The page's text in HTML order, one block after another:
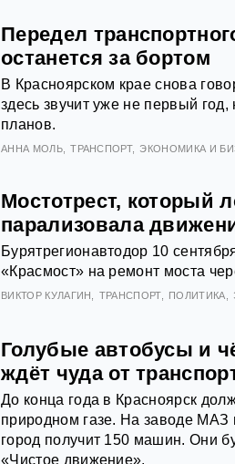
Передел
останется за бортом
В Красноярском крае снова
здесь звучит уже не первый
планов.
АННА МОЛЬ ТРАНСПОРТ ЭКОНОМИКА И
Мостотрест, который
парализовала
Бурятрегионавтодор 10
«Красмост» на ремонт моста
ВИКТОР КУЛАГИН ТРАНСПОРТ ПОЛИТИКА
Голубые автобусы и
ждёт чуда от
До конца года в Красноярск
природном газе. На заводе МАЗ
город получит 150 машин. Они
«Чистое движение».